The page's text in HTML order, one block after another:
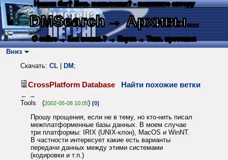
Нашли баг? Есть пожелания? - напишите автору
DMSearch→ Архивы...
О сайте → Как искать? → Карта → Текс. протокол
Вниз
Скачать: CL DM ;
CrossPlatform Database Найти похожие ветки
← →
Tools (2002-05-08 10:05) [0]
Прошу прощения, если не в тему, но кто-нить писал
межплатформенные базы данных. В моем случае
три платформы: IRIX (UNIX-клон), MacOS и WinNT.
В частности интересует какие есть варианты
передачи данных между этими системами
(кодировки и т.п.)